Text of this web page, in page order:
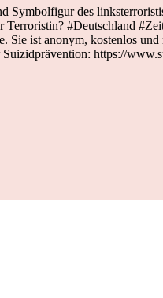
Symbolfigur des
Terroristin? #Deutschland
Sie ist anonym, kostenlos
Suizidprävention: https://